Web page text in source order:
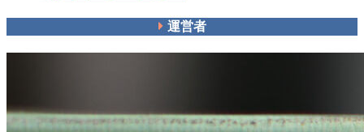
運営者